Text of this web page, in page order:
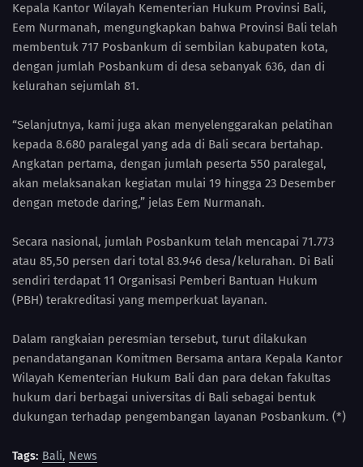
Kepala Kantor Wilayah Kementerian Hukum Provinsi Bali,
Eem Nurmanah, mengungkapkan bahwa Provinsi Bali telah
membentuk 717 Posbankum di sembilan kabupaten kota,
dengan jumlah Posbankum di desa sebanyak 636, dan di
kelurahan sejumlah 81.
“Selanjutnya, kami juga akan menyelenggarakan pelatihan
kepada 8.680 paralegal yang ada di Bali secara bertahap.
Angkatan pertama, dengan jumlah peserta 550 paralegal,
akan melaksanakan kegiatan mulai 19 hingga 23 Desember
dengan metode daring,” jelas Eem Nurmanah.
Secara nasional, jumlah Posbankum telah mencapai 71.773
atau 85,50 persen dari total 83.946 desa/kelurahan. Di Bali
sendiri terdapat 11 Organisasi Pemberi Bantuan Hukum
(PBH) terakreditasi yang memperkuat layanan.
Dalam rangkaian peresmian tersebut, turut dilakukan
penandatanganan Komitmen Bersama antara Kepala Kantor
Wilayah Kementerian Hukum Bali dan para dekan fakultas
hukum dari berbagai universitas di Bali sebagai bentuk
dukungan terhadap pengembangan layanan Posbankum. (*)
Tags: Bali News